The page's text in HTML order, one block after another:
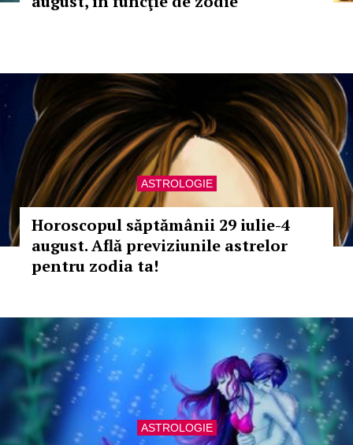
ASTROLOGIE
Horoscopul săptămânii 29 iulie-4
august. Află previziunile astrelor
pentru zodia ta!
ASTROLOGIE